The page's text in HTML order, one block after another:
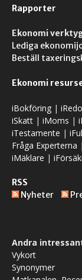
Rapporter
Ekonomi
Lediga
Beställ
Ekonomi
iBokföring |
iSkatt | iMoms |
iTestamente |
Fråga Experterna |
iMäklare |
RSS
Nyheter
Andra
Vykort
Synonymer